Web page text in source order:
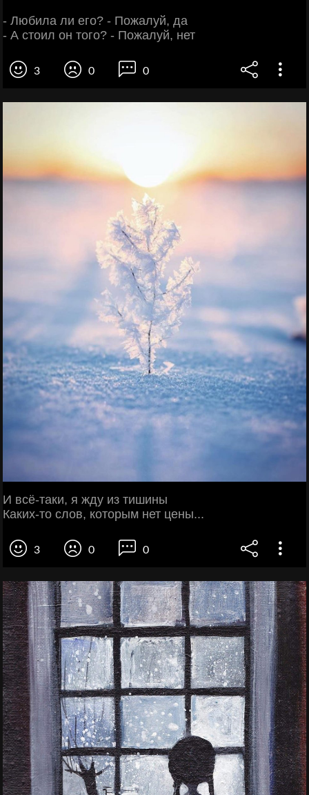
- Любила ли его? - Пожалуй, да
- А стоил он того? - Пожалуй, нет
3 0 0
И всё-таки, я жду из тишины
Каких-то слов, которым нет цены...
3 0 0